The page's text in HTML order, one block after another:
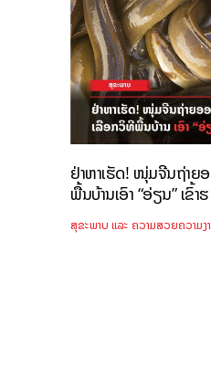
ຢ່າຫາເຮັດ! ໜຸ່ມຈີນຖ່າຍ
ພື້ນບ້ານເອົາ “ອ່ຽນ” ເຂົ້າ
ສຸຂະພາບ ແລະ ຄວາມສວຍຄວາມງ